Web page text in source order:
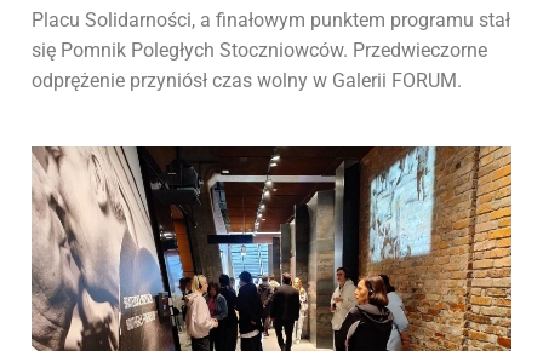
Placu Solidarności, a finałowym punktem programu stał
się Pomnik Poległych Stoczniowców. Przedwieczorne
odprężenie przyniósł czas wolny w Galerii FORUM.